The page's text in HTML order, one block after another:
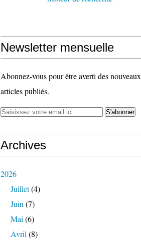
Newsletter mensuelle
Abonnez-vous pour être averti des nouveaux
articles publiés.
Archives
2026
Juillet(4)
Juin (7)
Mai (6)
Avril (8)